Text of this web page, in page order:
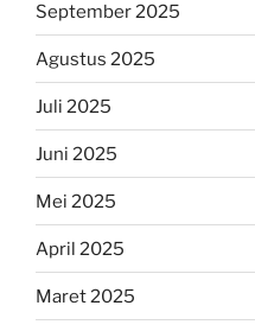
September 2025
Agustus 2025
Juli 2025
Juni 2025
Mei 2025
April 2025
Maret 2025